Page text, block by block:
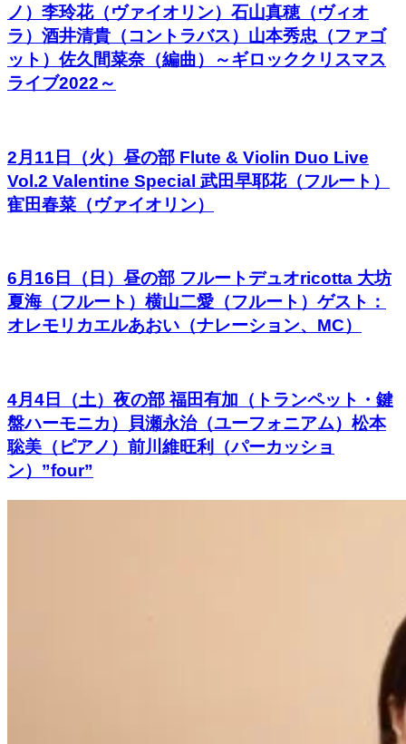
ノ）李玲花（ヴァイオリン）石山真穂（ヴィオ
ラ）酒井清貴（コントラバス）山本秀忠（ファゴ
ット）佐久間菜奈（編曲）～ギロッククリスマス
ライブ2022～
2月11日（火）昼の部 Flute & Violin Duo Live
Vol.2 Valentine Special 武田早耶花（フルート）
寉田春菜（ヴァイオリン）
6月16日（日）昼の部 フルートデュオricotta 大坊
夏海（フルート）横山二愛（フルート）ゲスト：
オレモリカエルあおい（ナレーション、MC）
4月4日（土）夜の部 福田有加（トランペット・鍵
盤ハーモニカ）貝瀬永治（ユーフォニアム）松本
聡美（ピアノ）前川維旺利（パーカッショ
ン）”four”